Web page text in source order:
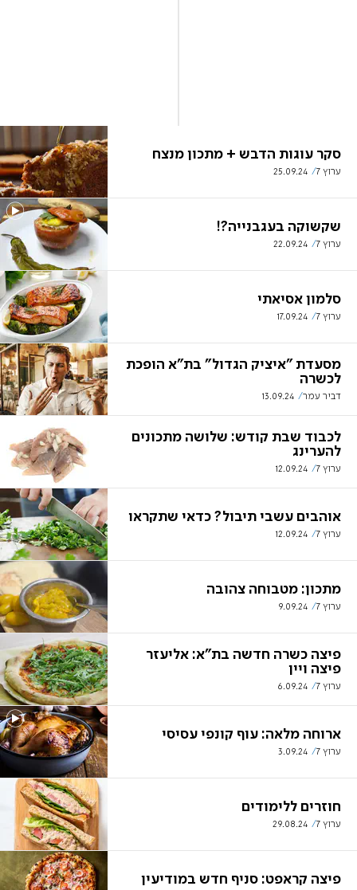
סקר עוגות הדבש + מתכון מנצח
ערוץ 7 25.09.24
שקשוקה בעגבנייה?!
ערוץ 7 22.09.24
סלמון אסיאתי
ערוץ 7 17.09.24
מסעדת "איציק הגדול" בת"א הופכת
לכשרה
דביר עמר 13.09.24
לכבוד שבת קודש: שלושה מתכונים
להערינג
ערוץ 7 12.09.24
אוהבים עשבי תיבול? כדאי שתקראו
ערוץ 7 12.09.24
מתכון: מטבוחה צהובה
ערוץ 7 9.09.24
פיצה כשרה חדשה בת"א: אליעזר
פיצה ויין
ערוץ 7 6.09.24
ארוחה מלאה: עוף קונפי עסיסי
ערוץ 7 3.09.24
חוזרים ללימודים
ערוץ 7 29.08.24
פיצה קראפט: סניף חדש במודיעין